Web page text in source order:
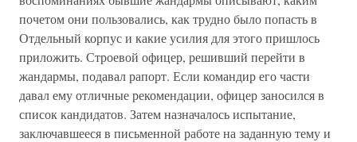
почетом они пользовались, как трудно было попасть в
Отдельный корпус и какие усилия для этого пришлось
приложить. Строевой офицер, решивший перейти в
жандармы, подавал рапорт. Если командир его части
давал ему отличные рекомендации, офицер заносился в
список кандидатов. Затем назначалось испытание,
заключавшееся в письменной работе на заданную тему и